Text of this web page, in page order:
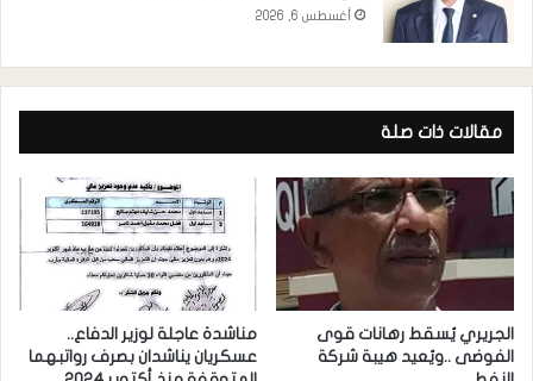
أغسطس 6, 2026
مقالات ذات صلة
الجريري يُسقط رهانات قوى
الفوضى ..ويُعيد هيبة شركة
مناشدة عاجلة لوزير الدفاع..
عسكريان يناشدان بصرف رواتبهما